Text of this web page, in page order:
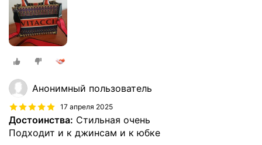
Анонимный пользователь
17 апреля 2025
Достоинства: Стильная очень
Подходит и к джинсам и к юбке